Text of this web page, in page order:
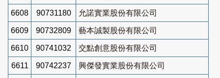
6608 90731180 允諾實業股份有限公司
6609 90732809 藝本誠製股份有限公司
6610 90741032 交點創意股份有限公司
6611 90742237 興傑發實業股份有限公司